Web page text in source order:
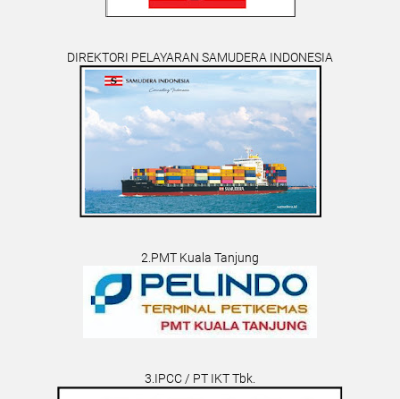
DIREKTORI PELAYARAN SAMUDERA INDONESIA
2.PMT Kuala Tanjung
3.IPCC / PT IKT Tbk.